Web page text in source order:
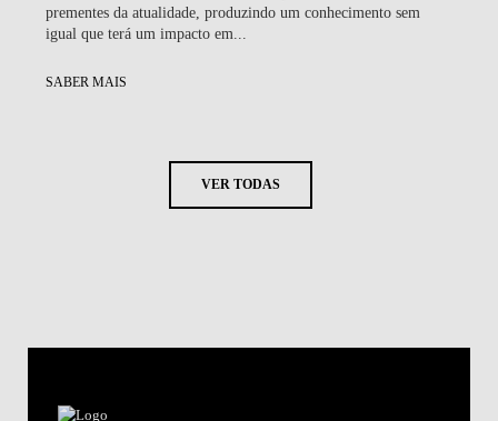
prementes da atualidade, produzindo um conhecimento sem
igual que terá um impacto em...
SABER MAIS
VER TODAS